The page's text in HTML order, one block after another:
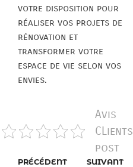
votre disposition pour
réaliser vos projets de
rénovation et
transformer votre
espace de vie selon vos
envies.
Avis
CLients
post
PRÉCÉDENT SUIVANT